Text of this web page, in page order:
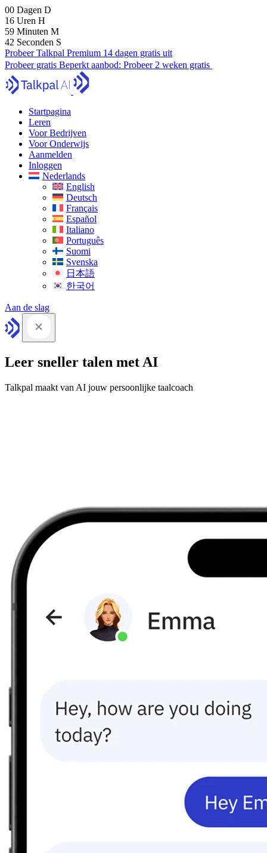
00 Dagen D
16 Uren H
59 Minuten M
40 Seconden S
Probeer Talkpal Premium 14 dagen gratis uit
Probeer gratis Beperkt aanbod: Probeer 2 weken gratis
Startpagina
Leren
Voor Bedrijven
Voor Onderwijs
Aanmelden
Inloggen
Nederlands
English
Deutsch
Français
Español
Italiano
Português
Suomi
Svenska
日本語
한국어
Aan de slag
Leer sneller talen met AI
Talkpal maakt van AI jouw persoonlijke taalcoach